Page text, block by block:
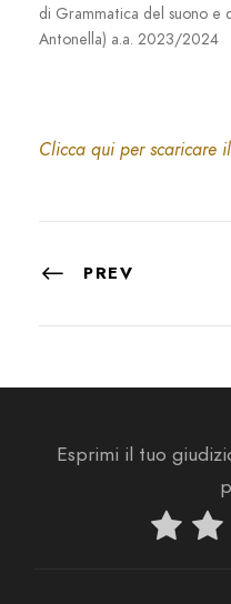
di Grammatica del suono e
Antonella) a.a. 2023/2024
Clicca qui per scaricare
PREV
Esprimi il tuo